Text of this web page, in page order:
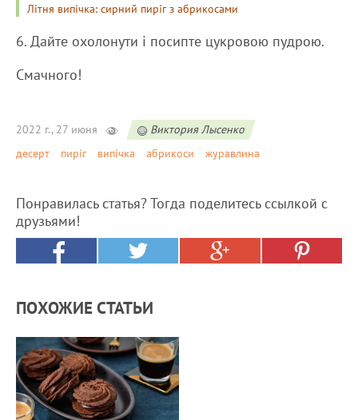
Літня випічка: сирний пиріг з абрикосами
6. Дайте охолонути і посипте цукровою пудрою.
Смачного!
2022 г., 27 июня
Виктория Лысенко
десерт
пиріг випічка абрикоси журавлина
Понравилась статья? Тогда поделитесь ссылкой с
друзьями!
ПОХОЖИЕ СТАТЬИ